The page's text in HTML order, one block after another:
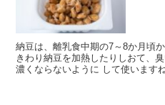
納豆は、離乳食中期の7～8か月頃
きわり納豆を加熱したりしおて、
濃くならないように して使います